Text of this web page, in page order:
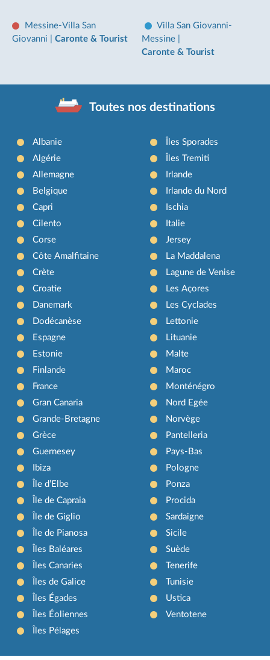
Messine-Villa San
Giovanni
Caronte & Tourist
Villa San Giovanni-
Messine
Caronte & Tourist
Toutes nos destinations
Albanie
Algérie
Allemagne
Belgique
Capri
Cilento
Corse
Côte Amalfitaine
Crète
Croatie
Danemark
Dodécanèse
Espagne
Estonie
Finlande
France
Gran Canaria
Grande-Bretagne
Grèce
Guernesey
Ibiza
Île d’Elbe
Île de Capraia
Île de Giglio
Île de Pianosa
Îles Baléares
Îles Canaries
Îles de Galice
Îles Égades
Îles Éoliennes
Îles Pélages
Îles Sporades
Îles Tremiti
Irlande
Irlande du Nord
Ischia
Italie
Jersey
La Maddalena
Lagune de Venise
Les Açores
Les Cyclades
Lettonie
Lituanie
Malte
Maroc
Monténégro
Nord Egée
Norvège
Pantelleria
Pays-Bas
Pologne
Ponza
Procida
Sardaigne
Sicile
Suède
Tenerife
Tunisie
Ustica
Ventotene